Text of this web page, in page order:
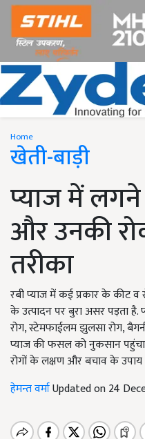
Home
खेती-बाड़ी
प्याज में लगने
और उनकी
तरीका
रबी प्याज में कई प्रकार के कीट
के उत्पादन पर बुरा असर पड़ता
रोग, स्टेमफाईलम झुलसा रोग,
प्याज की फसल को नुकसान
रोगों के लक्षण और बचाव के
हेमन्त वर्माUpdated on 24